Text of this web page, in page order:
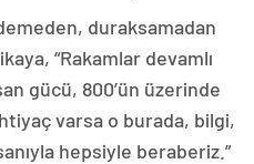
duraksamadan
“Rakamlar devamlı
gücü, 800’ün üzerinde
varsa o burada, bilgi,
hepsiyle beraberiz.”